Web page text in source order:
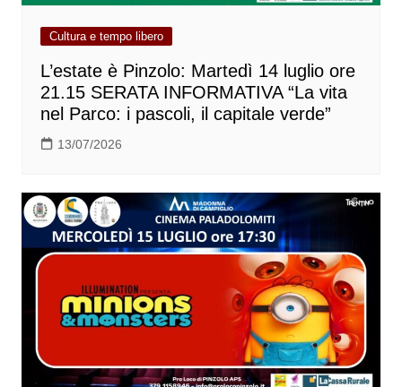
Cultura e tempo libero
L’estate è Pinzolo: Martedì 14 luglio ore
21.15 SERATA INFORMATIVA “La vita
nel Parco: i pascoli, il capitale verde”
13/07/2026